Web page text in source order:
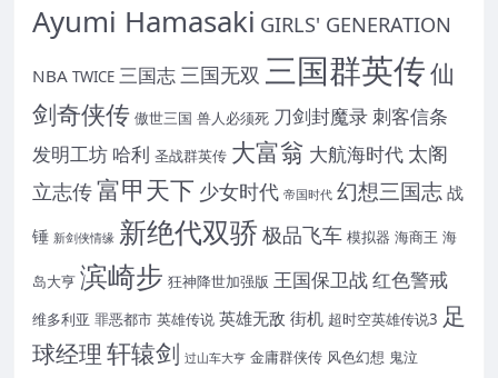
Ayumi Hamasaki GIRLS' GENERATION
NBA TWICE 三国志三国无双 三国群英传仙
剑奇侠传 傲世三国 兽人必须死 刀剑封魔录刺客信条
发明工坊 哈利 圣战群英传 大富翁 大航海时代 太阁
立志传富甲天下 少女时代 帝国时代 幻想三国志 战
锤 新剑侠情缘 新绝代双骄 极品飞车 模拟器 海商王 海
岛大亨 滨崎步 狂神降世加强版 王国保卫战红色警戒
维多利亚 罪恶都市 英雄传说 英雄无敌 街机 超时空英雄传说3 足
球经理 轩辕剑 过山车大亨 金庸群侠传 风色幻想 鬼泣